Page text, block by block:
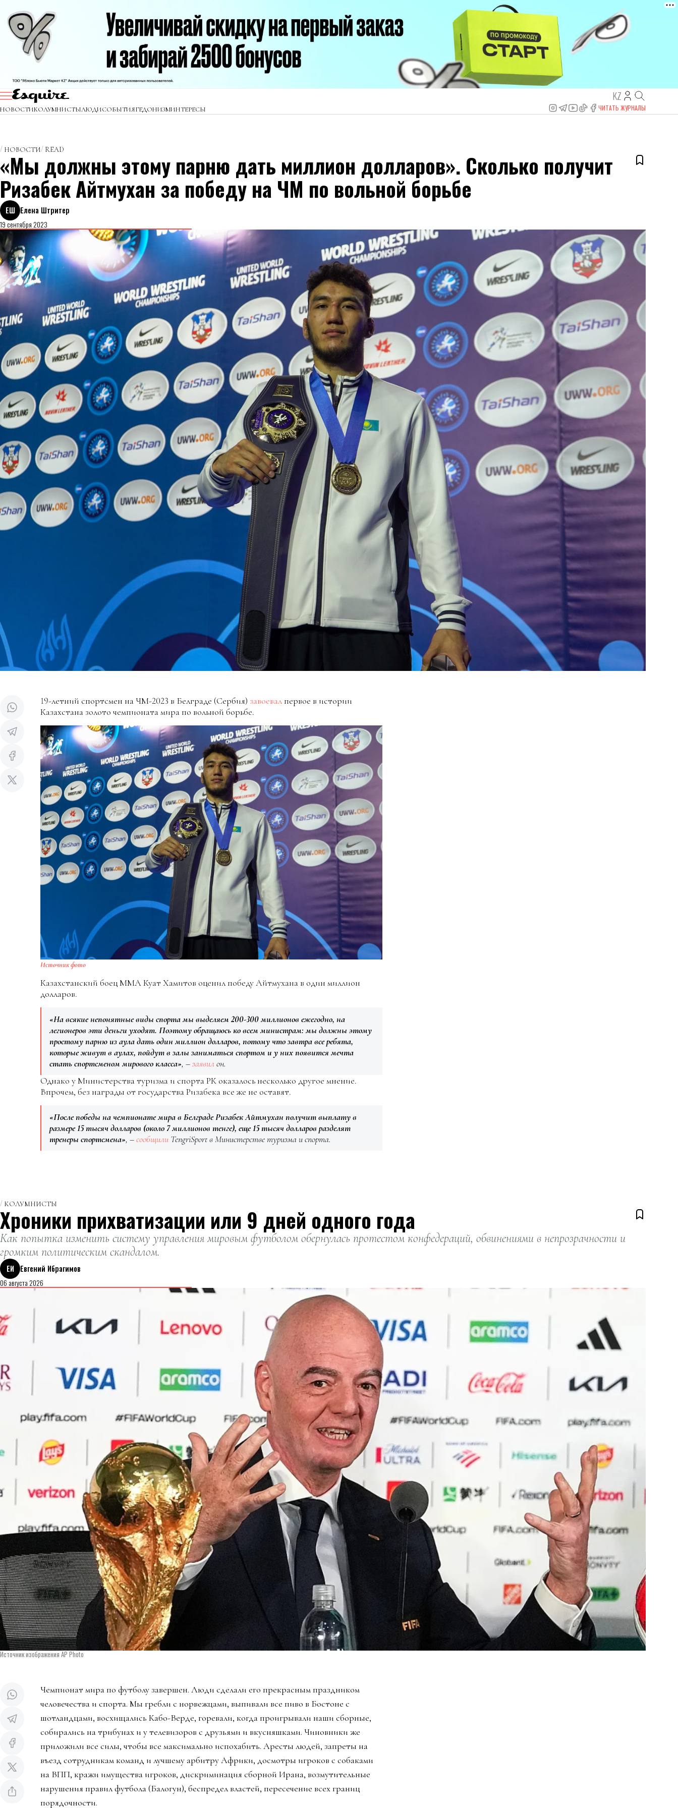
KZ
НОВОСТИКОЛУМНИСТЫЛЮДИСОБЫТИЯГЕДОНИЗМИНТЕРЕСЫ ЧИТАТЬ ЖУРНАЛЫ
НОВОСТИ READ
«Мы должны этому парню дать миллион долларов». Сколько получит
Ризабек Айтмухан за победу на ЧМ по вольной борьбе
ЕШ Елена Штритер
19 сентября 2023
19-летний спортсмен на ЧМ-2023 в Белграде (Сербия) завоевал первое в истории
Казахстана золото чемпионата мира по вольной борьбе.
Источник фото
Казахстанский боец ММА Куат Хамитов оценил победу Айтмухана в один миллион
долларов.
«На всякие непонятные виды спорта мы выделяем 200-300 миллионов ежегодно, на
легионеров эти деньги уходят. Поэтому обращаюсь ко всем министрам: мы должны этому
простому парню из аула дать один миллион долларов, потому что завтра все ребята,
которые живут в аулах, пойдут в залы заниматься спортом и у них появится мечта
стать спортсменом мирового класса», –заявилон.
Однако у Министерства туризма и спорта РК оказалось несколько другое мнение.
Впрочем, без награды от государства Ризабека все же не оставят.
«После победы на чемпионате мира в Белграде Ризабек Айтмухан получит выплату в
размере 15 тысяч долларов (около 7 миллионов тенге), еще 15 тысяч долларов разделят
тренеры спортсмена», –сообщили TengriSport в Министерстве туризма и спорта.
КОЛУМНИСТЫ
Хроники прихватизации или 9 дней одного года
Как попытка изменить систему управления мировым футболом обернулась протестом конфедераций, обвинениями в непрозрачности и
громким политическим скандалом.
ЕИ
Евгений Ибрагимов
06 августа 2026
Источник изображения AP Photo
Чемпионат мира по футболу завершен. Люди сделали его прекрасным праздником
человечества и спорта. Мы гребли с норвежцами, выпивали все пиво в Бостоне с
шотландцами, восхищались Кабо-Верде, горевали, когда проигрывали наши сборные,
собирались на трибунах и у телевизоров с друзьями и вкусняшками. Чиновники же
приложили все силы, чтобы все максимально испохабить. Аресты людей, запреты на
въезд сотрудникам команд и лучшему арбитру Африки, досмотры игроков с собаками
на ВПП, кражи имущества игроков, дискриминация сборной Ирана, возмутительные
нарушения правил футбола (Балогун), беспредел властей, пересечение всех границ
порядочности.